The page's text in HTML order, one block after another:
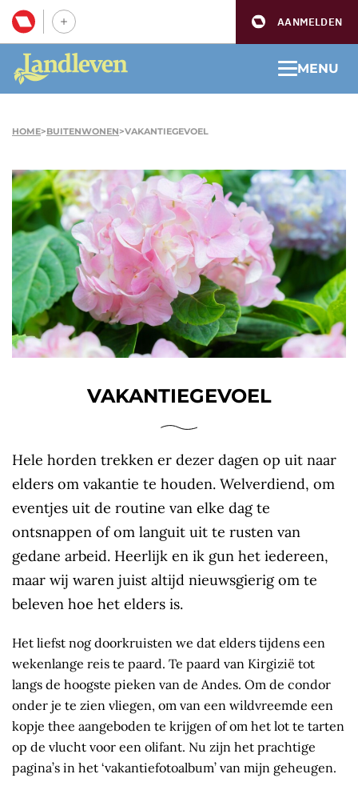
AANMELDEN
MENU
HOME>BUITENWONEN>VAKANTIEGEVOEL
VAKANTIEGEVOEL
Hele horden trekken er dezer dagen op uit naar
elders om vakantie te houden. Welverdiend, om
eventjes uit de routine van elke dag te
ontsnappen of om languit uit te rusten van
gedane arbeid. Heerlijk en ik gun het iedereen,
maar wij waren juist altijd nieuwsgierig om te
beleven hoe het elders is.
Het liefst nog doorkruisten we dat elders tijdens een
wekenlange reis te paard. Te paard van Kirgizië tot
langs de hoogste pieken van de Andes. Om de condor
onder je te zien vliegen, om van een wildvreemde een
kopje thee aangeboden te krijgen of om het lot te tarten
op de vlucht voor een olifant. Nu zijn het prachtige
pagina’s in het ‘vakantiefotoalbum’ van mijn geheugen.